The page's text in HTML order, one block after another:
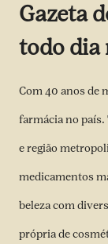
Gazeta
todo dia
Com 40 anos de
farmácia no país.
e região
medicamentos
beleza com
própria de